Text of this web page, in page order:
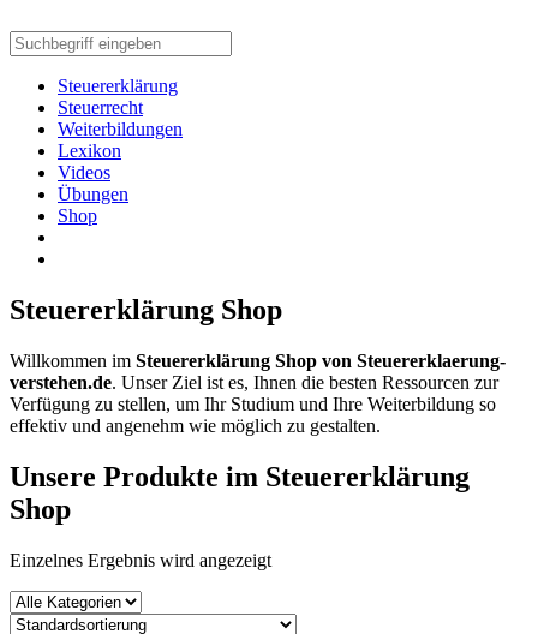
Steuererklärung
Steuerrecht
Weiterbildungen
Lexikon
Videos
Übungen
Shop
Steuererklärung Shop
Willkommen im Steuererklärung Shop von Steuererklaerung-
verstehen.de. Unser Ziel ist es, Ihnen die besten Ressourcen zur
Verfügung zu stellen, um Ihr Studium und Ihre Weiterbildung so
effektiv und angenehm wie möglich zu gestalten.
Unsere Produkte im Steuererklärung
Shop
Einzelnes Ergebnis wird angezeigt